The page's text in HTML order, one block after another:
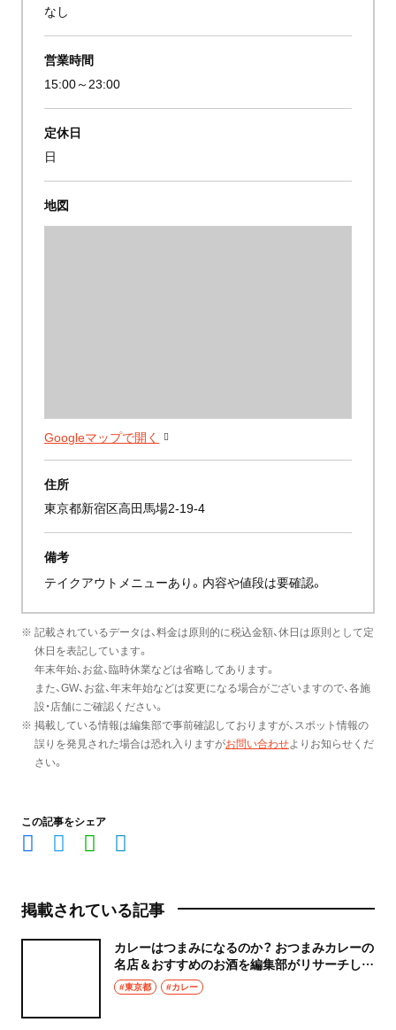
なし
営業時間
15:00～23:00
定休日
日
地図
Googleマップで開く
住所
東京都新宿区高田馬場2-19-4
備考
テイクアウトメニューあり。内容や値段は要確認。
※ 記載されているデータは、料金は原則的に税込金額、休日は原則として定
休日を表記しています。
年末年始、お盆、臨時休業などは省略してあります。
また、GW、お盆、年末年始などは変更になる場合がございますので、各施
設・店舗にご確認ください。
※ 掲載している情報は編集部で事前確認しておりますが、スポット情報の
誤りを発見された場合は恐れ入りますがお問い合わせよりお知らせくだ
さい。
この記事をシェア
掲載されている記事
カレーはつまみになるのか？ おつまみカレーの
名店＆おすすめのお酒を編集部がリサーチして
きた
#東京都 #カレー